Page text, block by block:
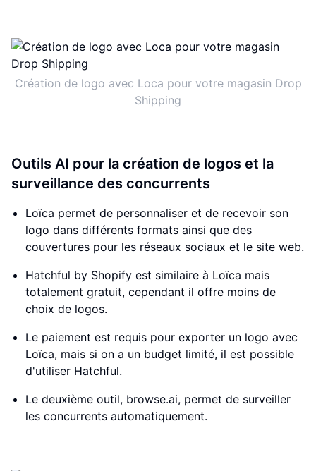
Création de logo avec Loca pour votre magasin Drop
Shipping
Outils AI pour la création de logos et la
surveillance des concurrents
Loïca permet de personnaliser et de recevoir son
logo dans différents formats ainsi que des
couvertures pour les réseaux sociaux et le site web.
Hatchful by Shopify est similaire à Loïca mais
totalement gratuit, cependant il offre moins de
choix de logos.
Le paiement est requis pour exporter un logo avec
Loïca, mais si on a un budget limité, il est possible
d'utiliser Hatchful.
Le deuxième outil, browse.ai, permet de surveiller
les concurrents automatiquement.